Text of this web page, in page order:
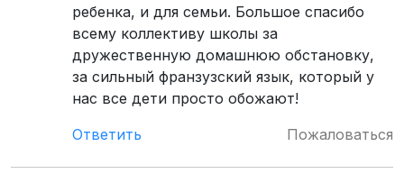
ребенка, и для семьи. Большое спасибо
всему коллективу школы за
дружественную домашнюю обстановку,
за сильный франзузский язык, который у
нас все дети просто обожают!
Ответить
Пожаловаться